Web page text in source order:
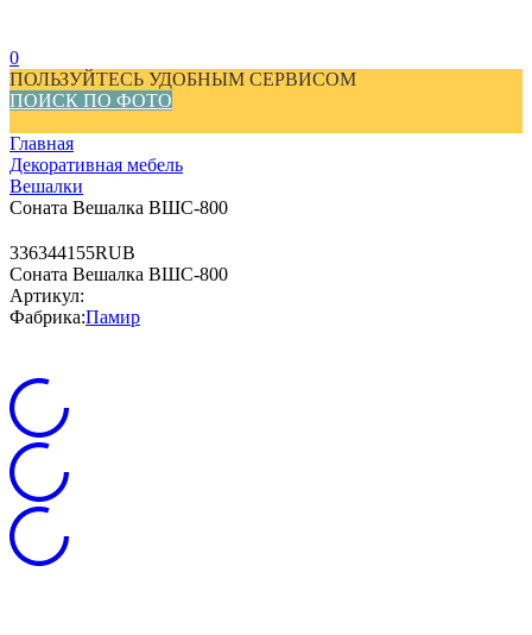
0
ПОЛЬЗУЙТЕСЬ УДОБНЫМ СЕРВИСОМ
ПОИСК ПО ФОТО
Главная
Декоративная мебель
Вешалки
Соната Вешалка ВШС-800
336344155RUB
Соната Вешалка ВШС-800
Артикул:
Фабрика:Памир